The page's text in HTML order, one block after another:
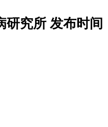
究所 发布时间